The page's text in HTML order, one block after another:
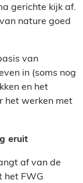
gerichte kijk af.
nature goed
van
in (soms nog
en het
het werken met
eruit
af van de
het FWG